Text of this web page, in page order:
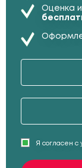
Оценка
Я согласен с